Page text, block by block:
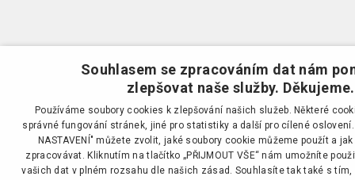
Souhlasem se zpracováním dat nám
zlepšovat naše služby. Děkujeme.
Používáme soubory cookies k zlepšování našich služeb. Některé
správné fungování stránek, jiné pro statistiky a další pro cílené oslovení.
NASTAVENÍ" můžete zvolit, jaké soubory cookie můžeme použít a
zpracovávat. Kliknutím na tlačítko „PŘIJMOUT VŠE“ nám umožníte
vašich dat v plném rozsahu dle našich zásad. Souhlasíte tak také s